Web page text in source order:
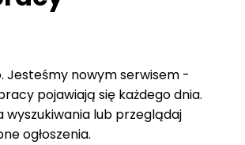
Jesteśmy nowym serwisem -
pojawiają się każdego dnia.
wyszukiwania lub przeglądaj
ogłoszenia.